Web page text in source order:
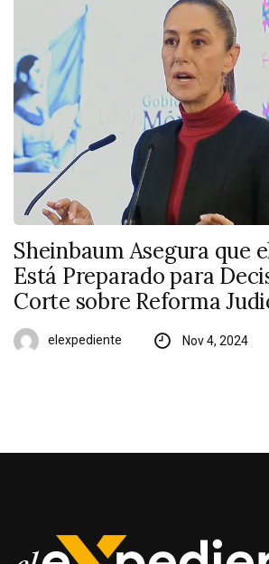
Sheinbaum Asegura que
Está Preparado para
Corte sobre Reforma
elexpediente Nov 4, 2024